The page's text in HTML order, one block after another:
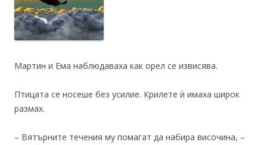
Мартин и Ема наблюдаваха как орел се извисява.
Птицата се носеше без усилие. Крилете ѝ имаха широк
размах.
– Вятърните течения му помагат да набира височина, –